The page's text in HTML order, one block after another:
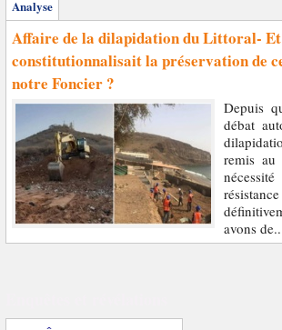
Analyse
Affaire de la dilapidation du Littoral- Et
constitutionnalisait la préservation de
notre Foncier ?
Depuis
débat
remis
avons